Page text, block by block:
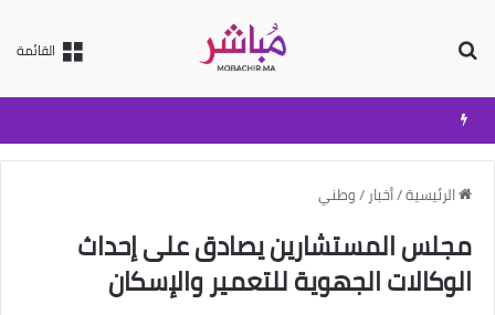
القائمة
الرئيسية/أخبار /وطني
مجلس المستشارين يصادق على إحداث
الوكالات الجهوية للتعمير والإسكان